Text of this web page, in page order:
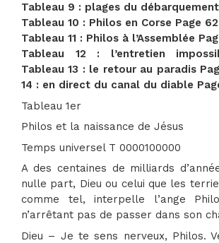
Tableau 9 : plages du
Tableau 10 : Philos en Corse Page 62
Tableau 11 : Philos à l’Assemblée
Tableau 12 : l’entretien
Tableau 13 : le retour au paradis
14 : en direct du canal du diable
Tableau 1er
Philos et la naissance de Jésus
Temps universel T 0000100000
A des centaines de milliards
nulle part, Dieu ou celui que les
comme tel, interpelle l’ange
n’arrêtant pas de passer dans son
Dieu – Je te sens nerveux, Philos.